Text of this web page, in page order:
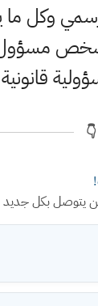
وكل ما
مسؤول
من يتوصل بكل